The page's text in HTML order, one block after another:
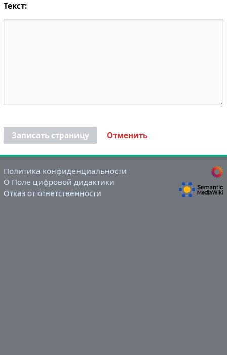
Текст:
Записать страницу Отменить
Политика конфиденциальности
О Поле цифровой дидактики
Отказ от ответственности